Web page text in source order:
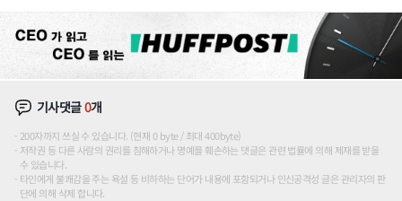
기사댓글0개
200자까지 쓰실 수 있습니다. (현재 0 byte / 최대 400byte)
저작권 등 다른 사람의 권리를 침해하거나 명예를 훼손하는 댓글은 관련 법률에 의해 제재를 받을
수 있습니다.
타인에게 불쾌감을 주는 욕설 등 비하하는 단어가 내용에 포함되거나 인신공격성 글은 관리자의 판
단에 의해 삭제 합니다.